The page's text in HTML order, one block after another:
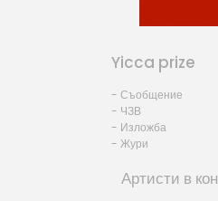
Yicca prize
- Съобщение
- ЧЗВ
- Изложба
- Жури
Артисти в